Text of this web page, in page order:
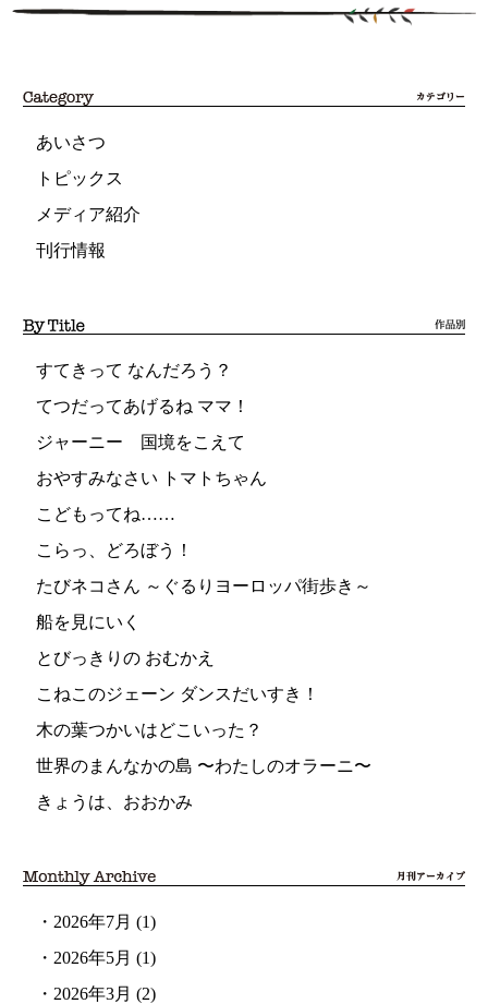
あいさつ
トピックス
メディア紹介
刊行情報
すてきって なんだろう？
てつだってあげるね ママ！
ジャーニー 国境をこえて
おやすみなさい トマトちゃん
こどもってね……
こらっ、どろぼう！
たびネコさん ～ぐるりヨーロッパ街歩き～
船を見にいく
とびっきりの おむかえ
こねこのジェーン ダンスだいすき！
木の葉つかいはどこいった？
世界のまんなかの島 〜わたしのオラーニ〜
きょうは、おおかみ
・ 2026年7月 (1)
・ 2026年5月 (1)
・ 2026年3月 (2)